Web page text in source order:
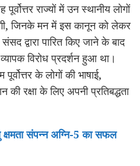
पूर्वोत्तर राज्यों में उन स्थानीय लोगों
जिनके मन में इस कानून को लेकर
द्वारा पारित किए जाने के बाद
विरोध प्रदर्शन हुआ था।
के लोगों की भाषाई,
रक्षा के लिए अपनी प्रतिबद्धता
क्षमता संपन्न अग्नि-5 का सफल